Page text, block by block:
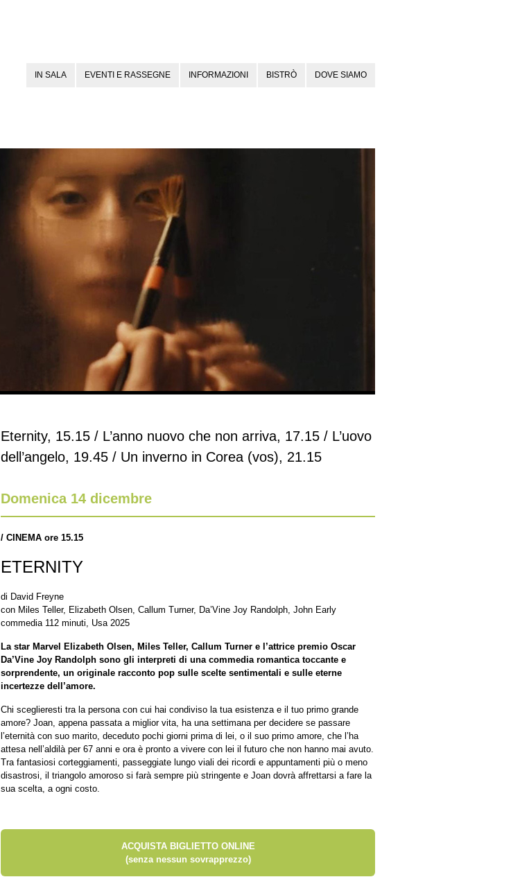
IN SALA EVENTI E RASSEGNE INFORMAZIONI BISTRÒ DOVE SIAMO
Eternity, 15.15 / L’anno nuovo che non arriva, 17.15 / L’uovo
dell’angelo, 19.45 / Un inverno in Corea (vos), 21.15
Domenica 14 dicembre
/ CINEMA ore 15.15
ETERNITY
di David Freyne
con Miles Teller, Elizabeth Olsen, Callum Turner, Da’Vine Joy Randolph, John Early
commedia 112 minuti, Usa 2025
La star Marvel Elizabeth Olsen, Miles Teller, Callum Turner e l’attrice premio Oscar
Da’Vine Joy Randolph sono gli interpreti di una commedia romantica toccante e
sorprendente, un originale racconto pop sulle scelte sentimentali e sulle eterne
incertezze dell’amore.
Chi sceglieresti tra la persona con cui hai condiviso la tua esistenza e il tuo primo grande
amore? Joan, appena passata a miglior vita, ha una settimana per decidere se passare
l’eternità con suo marito, deceduto pochi giorni prima di lei, o il suo primo amore, che l’ha
attesa nell’aldilà per 67 anni e ora è pronto a vivere con lei il futuro che non hanno mai avuto.
Tra fantasiosi corteggiamenti, passeggiate lungo viali dei ricordi e appuntamenti più o meno
disastrosi, il triangolo amoroso si farà sempre più stringente e Joan dovrà affrettarsi a fare la
sua scelta, a ogni costo.
ACQUISTA BIGLIETTO ONLINE
(senza nessun sovrapprezzo)